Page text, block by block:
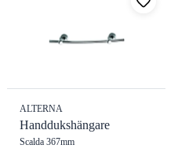
ALTERNA
Handdukshängare
Scalda 367mm